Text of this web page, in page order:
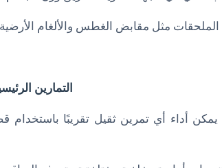
التمارين
يمكن أداء أي تمرين ثقيل تقريبًا